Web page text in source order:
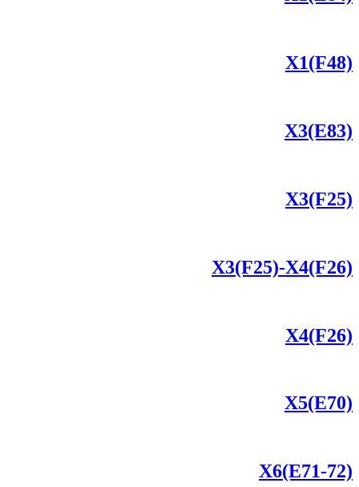
X1(F48)
X3(E83)
X3(F25)
X3(F25)-X4(F26)
X4(F26)
X5(E70)
X6(E71-72)